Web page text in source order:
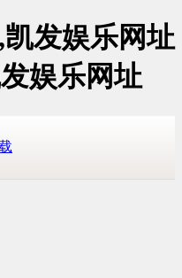
凯发娱乐网址
娱乐网址